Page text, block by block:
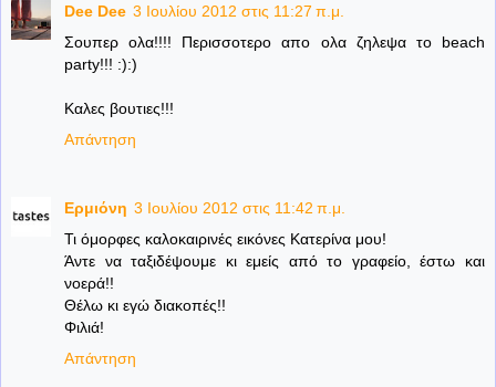
Dee Dee 3 Ιουλίου 2012 στις 11:27 π.μ.
Σουπερ ολα!!!! Περισσοτερο απο ολα ζηλεψα το beach
party!!! :):)
Καλες βουτιες!!!
Απάντηση
Ερμιόνη 3 Ιουλίου 2012 στις 11:42 π.μ.
Τι όμορφες καλοκαιρινές εικόνες Κατερίνα μου!
Άντε να ταξιδέψουμε κι εμείς από το γραφείο, έστω και
νοερά!!
Θέλω κι εγώ διακοπές!!
Φιλιά!
Απάντηση